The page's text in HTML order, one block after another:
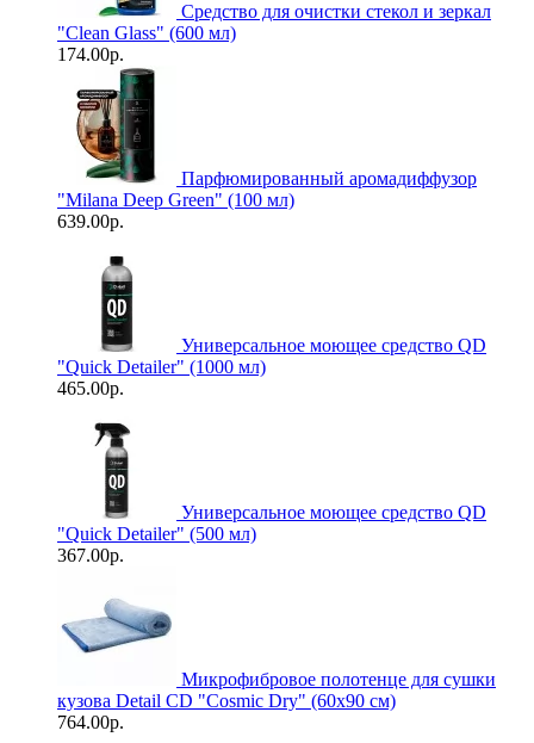
Средство для очистки стекол и зеркал
"Clean Glass" (600 мл)
174.00р.
Парфюмированный аромадиффузор
"Milana Deep Green" (100 мл)
639.00р.
Универсальное моющее средство QD
"Quick Detailer" (1000 мл)
465.00р.
Универсальное моющее средство QD
"Quick Detailer" (500 мл)
367.00р.
Микрофибровое полотенце для сушки
кузова Detail CD "Cosmic Dry" (60х90 см)
764.00р.